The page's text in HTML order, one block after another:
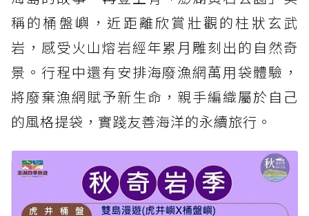
稱的桶盤嶼，近距離欣賞壯觀的柱狀玄武
岩，感受火山熔岩經年累月雕刻出的自然奇
景。行程中還有安排海廢漁網萬用袋體驗，
將廢棄漁網賦予新生命，親手編織屬於自己
的風格提袋，實踐友善海洋的永續旅行。